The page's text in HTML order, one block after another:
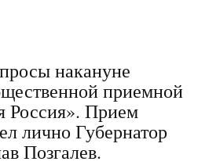
накануне
приемной
Россия». Прием
лично Губернатор
Позгалев.